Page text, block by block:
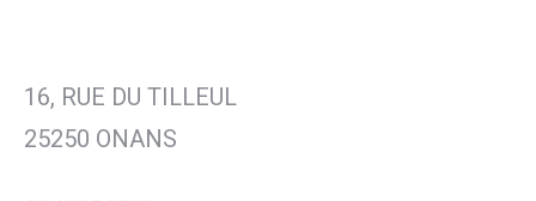
16, RUE DU TILLEUL
25250 ONANS